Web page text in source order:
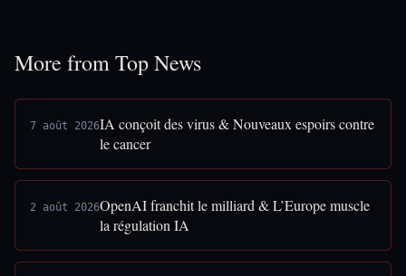
More from Top News
7 août 2026IA conçoit des virus & Nouveaux espoirs contre
le cancer
2 août 2026OpenAI franchit le milliard & L’Europe muscle
la régulation IA